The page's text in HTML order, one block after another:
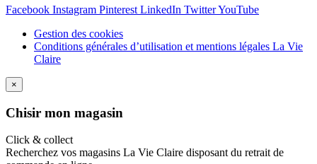
Facebook Instagram Pinterest LinkedIn TwitterYouTube
Gestion des cookies
Conditions générales d’utilisation et mentions légales La Vie
Claire
×
Chisir mon magasin
Click & collect
Recherchez vos magasins La Vie Claire disposant du retrait de